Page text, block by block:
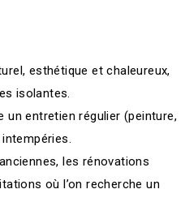
esthétique et chaleureux,
isolantes.
un entretien régulier (peinture,
les rénovations
où l’on recherche un